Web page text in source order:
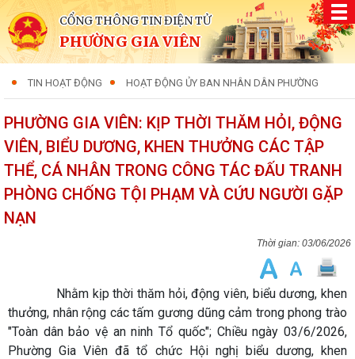
CỔNG THÔNG TIN ĐIỆN TỬ
PHƯỜNG GIA VIÊN
TIN HOẠT ĐỘNG HOẠT ĐỘNG ỦY BAN NHÂN DÂN PHƯỜNG
PHƯỜNG GIA VIÊN: KỊP THỜI THĂM HỎI, ĐỘNG
VIÊN, BIỂU DƯƠNG, KHEN THƯỞNG CÁC TẬP
THỂ, CÁ NHÂN TRONG CÔNG TÁC ĐẤU TRANH
PHÒNG CHỐNG TỘI PHẠM VÀ CỨU NGƯỜI GẶP
NẠN
03/06/2026
Nhằm kịp thời thăm hỏi, động viên, biểu dương, khen
thưởng, nhân rộng các tấm gương dũng cảm trong phong trào
"Toàn dân bảo vệ an ninh Tổ quốc"; Chiều ngày 03/6/2026,
Phường Gia Viên đã tổ chức Hội nghị biểu dương, khen